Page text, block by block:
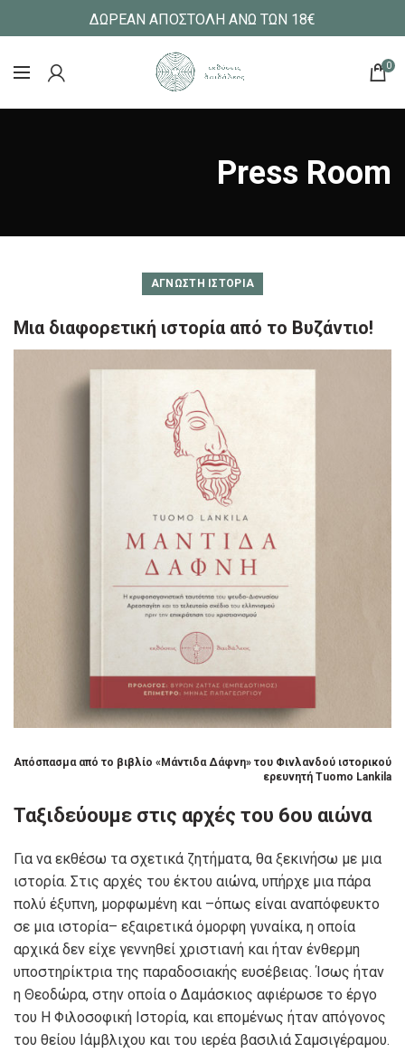
ΔΩΡΕΑΝ ΑΠΟΣΤΟΛΗ ΑΝΩ ΤΩΝ 18€
0
Press Room
ΆΓΝΩΣΤΗ ΙΣΤΟΡΊΑ
Μια διαφορετική ιστορία από το Βυζάντιο!
Απόσπασμα από το βιβλίο «Μάντιδα Δάφνη» του Φινλανδού ιστορικού
ερευνητή Tuomo Lankila
Ταξιδεύουμε στις αρχές του 6ου αιώνα
Για να εκθέσω τα σχετικά ζητήματα, θα ξεκινήσω με μια
ιστορία. Στις αρχές του έκτου αιώνα, υπήρχε μια πάρα
πολύ έξυπνη, μορφωμένη και –όπως είναι αναπόφευκτο
σε μια ιστορία– εξαιρετικά όμορφη γυναίκα, η οποία
αρχικά δεν είχε γεννηθεί χριστιανή και ήταν ένθερμη
υποστηρίκτρια της παραδοσιακής ευσέβειας. Ίσως ήταν
η Θεοδώρα, στην οποία ο Δαμάσκιος αφιέρωσε το έργο
του Η Φιλοσοφική Ιστορία, και επομένως ήταν απόγονος
του θείου Ιάμβλιχου και του ιερέα βασιλιά Σαμσιγέραμου.